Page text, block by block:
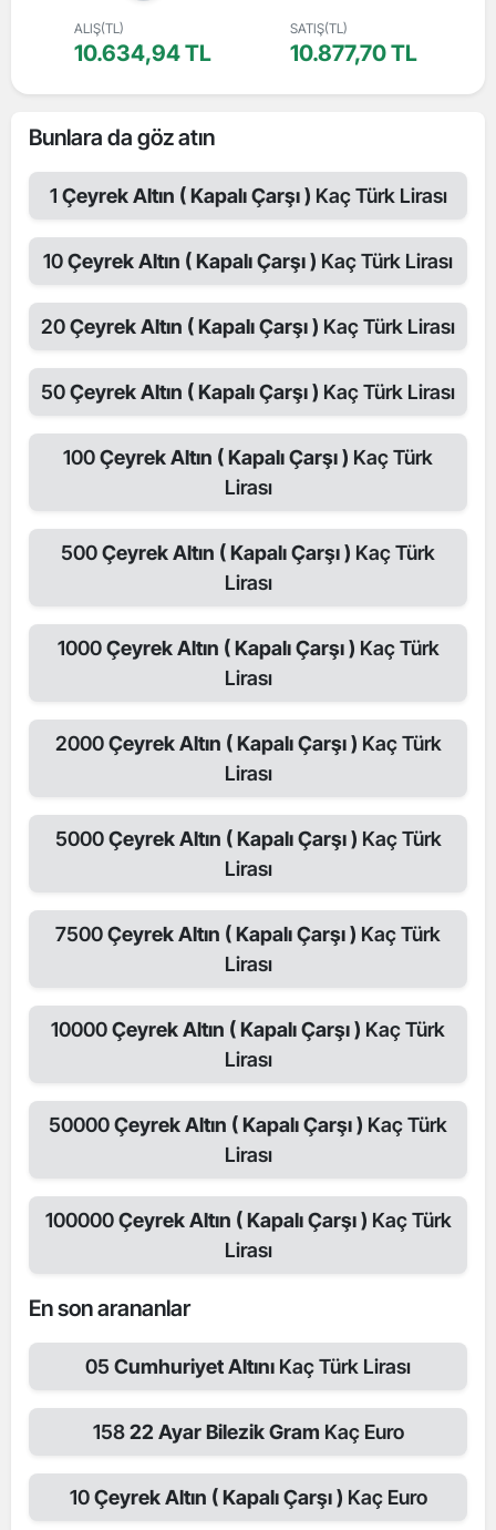
ALIŞ(TL)
10.634,94 TL
SATIŞ(TL)
10.877,70 TL
Bunlara da göz atın
1 Çeyrek Altın ( Kapalı Çarşı ) Kaç Türk Lirası
10Çeyrek Altın ( Kapalı Çarşı ) Kaç Türk Lirası
20Çeyrek Altın ( Kapalı Çarşı ) Kaç Türk Lirası
50Çeyrek Altın ( Kapalı Çarşı ) Kaç Türk Lirası
100Çeyrek Altın ( Kapalı Çarşı ) Kaç Türk
Lirası
500Çeyrek Altın ( Kapalı Çarşı ) Kaç Türk
Lirası
1000Çeyrek Altın ( Kapalı Çarşı ) Kaç Türk
Lirası
2000Çeyrek Altın ( Kapalı Çarşı ) Kaç Türk
Lirası
5000Çeyrek Altın ( Kapalı Çarşı ) Kaç Türk
Lirası
7500Çeyrek Altın ( Kapalı Çarşı ) Kaç Türk
Lirası
10000Çeyrek Altın ( Kapalı Çarşı ) Kaç Türk
Lirası
50000Çeyrek Altın ( Kapalı Çarşı ) Kaç Türk
Lirası
100000Çeyrek Altın ( Kapalı Çarşı ) Kaç Türk
Lirası
En son arananlar
05 Cumhuriyet Altını Kaç Türk Lirası
15822 Ayar Bilezik Gram Kaç Euro
10Çeyrek Altın ( Kapalı Çarşı ) Kaç Euro